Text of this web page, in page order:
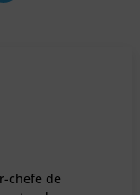
chefe de